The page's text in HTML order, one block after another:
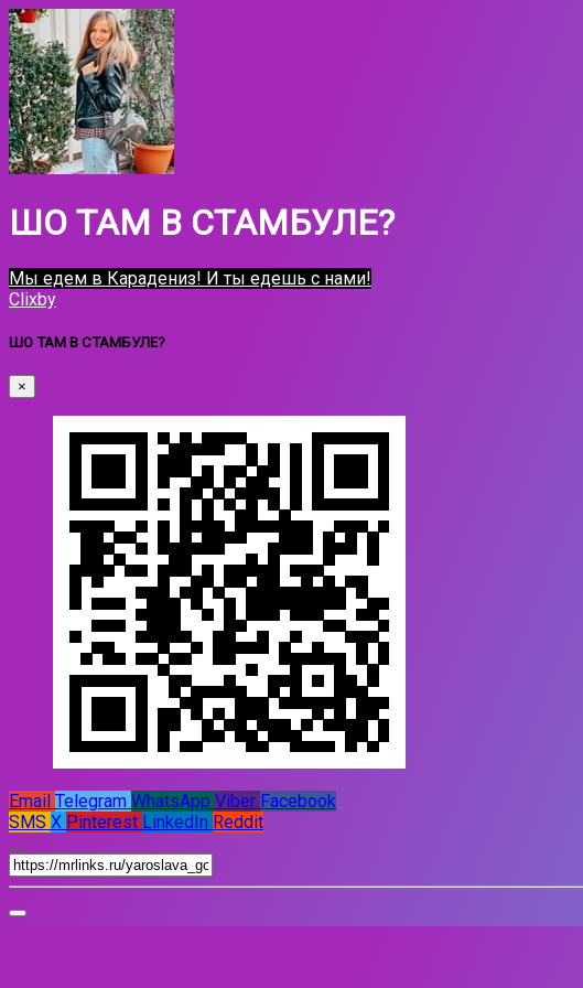
ШО ТАМ В СТАМБУЛЕ?
Мы едем в Карадениз! И ты едешь с нами!
Clixby
ШО ТАМ В СТАМБУЛЕ?
×
Email Telegram WhatsApp Viber Facebook
SMS X Pinterest LinkedIn Reddit